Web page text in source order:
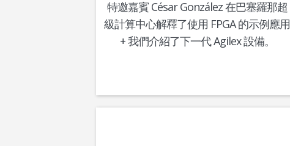
特邀嘉賓 César González 在巴塞羅那超
級計算中心解釋了使用 FPGA 的示例應用
+ 我們介紹了下一代 Agilex 設備。